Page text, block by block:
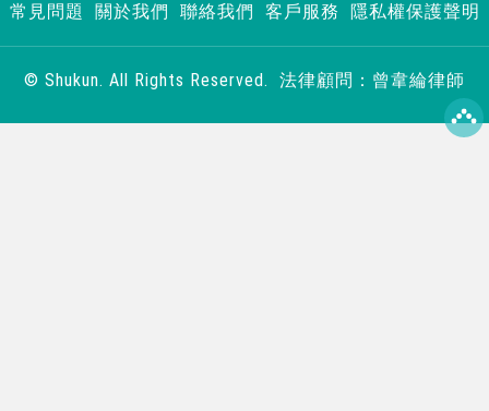
常見問題
關於我們 聯絡我們 客戶服務 隱私權保護聲明
© Shukun. All Rights Reserved. 法律顧問：曾韋綸律師